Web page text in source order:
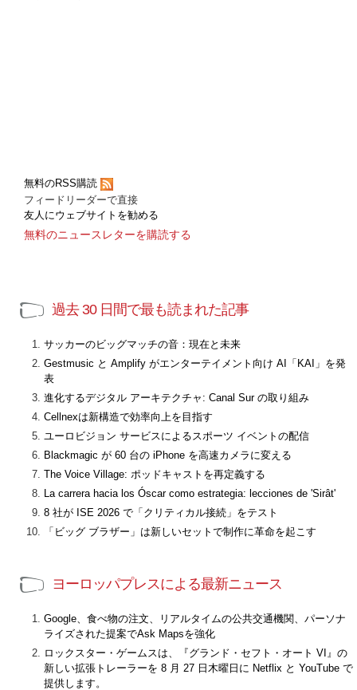
無料のRSS購読
フィードリーダーで直接
友人にウェブサイトを勧める
無料のニュースレターを購読する
過去 30 日間で最も読まれた記事
サッカーのビッグマッチの音：現在と未来
Gestmusic と Amplify がエンターテイメント向け AI「KAI」を発
表
進化するデジタル アーキテクチャ: Canal Sur の取り組み
Cellnexは新構造で効率向上を目指す
ユーロビジョン サービスによるスポーツ イベントの配信
Blackmagic が 60 台の iPhone を高速カメラに変える
The Voice Village: ポッドキャストを再定義する
La carrera hacia los Óscar como estrategia: lecciones de 'Sirât'
8 社が ISE 2026 で「クリティカル接続」をテスト
「ビッグ ブラザー」は新しいセットで制作に革命を起こす
ヨーロッパプレスによる最新ニュース
Google、食べ物の注文、リアルタイムの公共交通機関、パーソナ
ライズされた提案でAsk Mapsを強化
ロックスター・ゲームスは、『グランド・セフト・オート VI』の
新しい拡張トレーラーを 8 月 27 日木曜日に Netflix と YouTube で
提供します。